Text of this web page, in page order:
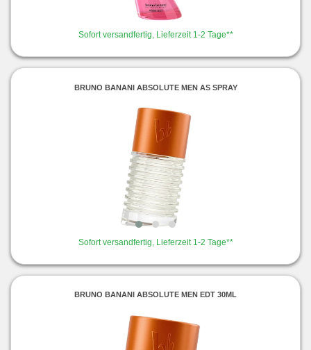
Sofort versandfertig, Lieferzeit 1-2 Tage**
BRUNO BANANI ABSOLUTE MEN AS SPRAY
Sofort versandfertig, Lieferzeit 1-2 Tage**
BRUNO BANANI ABSOLUTE MEN EDT 30ML